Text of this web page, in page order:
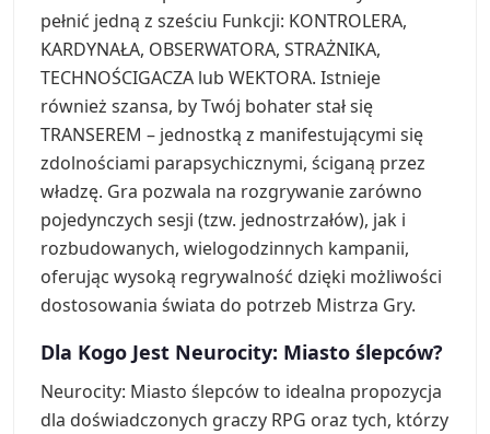
pełnić jedną z sześciu Funkcji: KONTROLERA,
KARDYNAŁA, OBSERWATORA, STRAŻNIKA,
TECHNOŚCIGACZA lub WEKTORA. Istnieje
również szansa, by Twój bohater stał się
TRANSEREM – jednostką z manifestującymi się
zdolnościami parapsychicznymi, ściganą przez
władzę. Gra pozwala na rozgrywanie zarówno
pojedynczych sesji (tzw. jednostrzałów), jak i
rozbudowanych, wielogodzinnych kampanii,
oferując wysoką regrywalność dzięki możliwości
dostosowania świata do potrzeb Mistrza Gry.
Dla Kogo Jest Neurocity: Miasto ślepców?
Neurocity: Miasto ślepców to idealna propozycja
dla doświadczonych graczy RPG oraz tych, którzy